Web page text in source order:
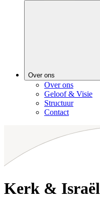
Over ons
Over ons
Geloof & Visie
Structuur
Contact
Kerk & Israël